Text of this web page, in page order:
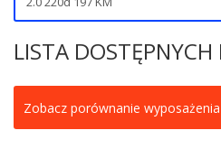
LISTA DOSTĘPNYCH
Zobacz porównanie wyposażenia